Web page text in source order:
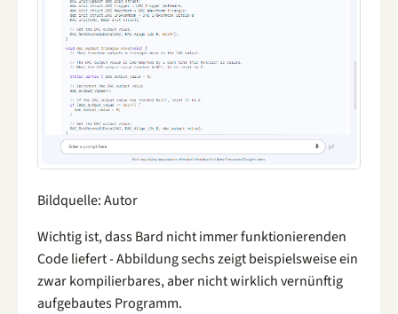
Bildquelle: Autor
Wichtig ist, dass Bard nicht immer funktionierenden
Code liefert - Abbildung sechs zeigt beispielsweise ein
zwar kompilierbares, aber nicht wirklich vernünftig
aufgebautes Programm.